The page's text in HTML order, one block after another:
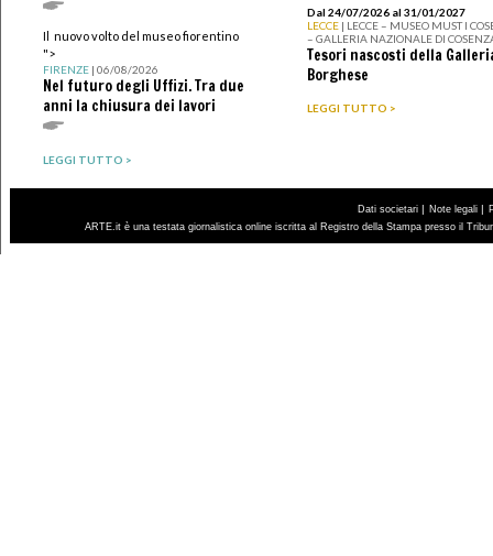
Il nuovo volto del museo fiorentino
">
FIRENZE| 06/08/2026
Nel futuro degli Uffizi. Tra due
anni la chiusura dei lavori
LEGGI TUTTO >
Dal 24/07/2026 al 31/01/2027
LECCE | LECCE – MUSEO MUST I
– GALLERIA NAZIONALE DI
Tesori nascosti della
Borghese
LEGGI TUTTO >
Dati societari | Note legali |
ARTE.it è una testata giornalistica online iscritta al Registro della Stampa presso il